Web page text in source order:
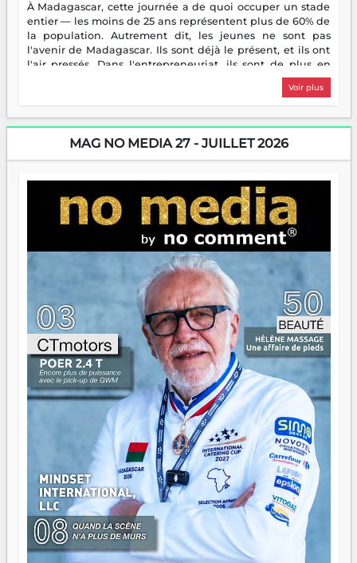
À Madagascar, cette journée a de quoi occuper un stade
entier — les moins de 25 ans représentent plus de 60% de
la population. Autrement dit, les jeunes ne sont pas
l'avenir de Madagascar. Ils sont déjà le présent, et ils ont
l'air pressés. Dans l'entrepreneuriat, ils sont de plus en
plus nombreux à se lancer, à créer, à risquer — souvent
sans filet, souvent sans aide, mais toujours avec cette
dorment vraiment la nuit. En culture, les nouvelles sont
encore meilleures. Aina Rasamoelina vient de décrocher le
Prix RFI Instrumental Afrique. Miangaly Elia rafle le Prix
jeunes qui tiennent la torche. Alors oui, on pourrait
s'arrêter là, applaudir et rentrer chez soi satisfait. Mais ce
serait passer à côté d'une chose essentielle. La fougue, ça
brûle fort — et parfois, ça brûle vite. Une flamme sans
direction peut éclairer autant qu'elle peut consumer. C'est
là que les aînés entrent en scène — pas pour reprendre le
gouvernail, mais pour montrer où sont les récifs. Les jeunes
ont la force, les vieux ont l'expérience, comme on dit. Ce
n'est pas un combat de générations — c'est une question
d'équipage. Partagez vos réussites, mais aussi vos échecs.
Surtout vos échecs, d'ailleurs — ils enseignent mieux que
n'importe quel manuel. À Madagascar, la barque avance.
Il faut juste s'assurer que tout le monde rame dans le
même sens.
Voir plus
MAG NO MEDIA 27 - JUILLET 2026